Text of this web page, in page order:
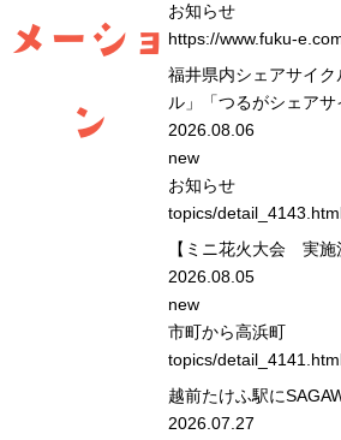
メーショ
ン
お知らせ
https://www.fuku-
福井県内シェアサイ
ル」「つるがシェア
2026.08.06
new
お知らせ
topics/
【ミニ花火大会 実施
2026.08.05
new
市町から高浜町
topics/
越前たけふ駅に
2026.07.27